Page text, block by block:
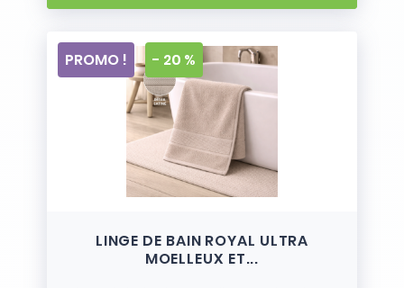
LINGE DE BAIN ROYAL ULTRA
MOELLEUX ET...
PROMO ! - 20 %